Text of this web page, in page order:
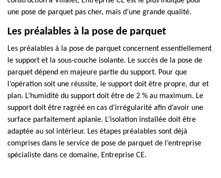
une pose de parquet pas cher, mais d’une grande qualité.
Les préalables à la pose de parquet
Les préalables à la pose de parquet concernent essentiellement
le support et la sous-couche isolante. Le succès de la pose de
parquet dépend en majeure partie du support. Pour que
l’opération soit une réussite, le support doit être propre, dur et
plan. L’humidité du support doit être de 2 % au maximum. Le
support doit être ragréé en cas d’irrégularité afin d’avoir une
surface parfaitement aplanie. L’isolation installée doit être
adaptée au sol intérieur. Les étapes préalables sont déjà
comprises dans le service de pose de parquet de l’entreprise
spécialiste dans ce domaine, Entreprise CE.